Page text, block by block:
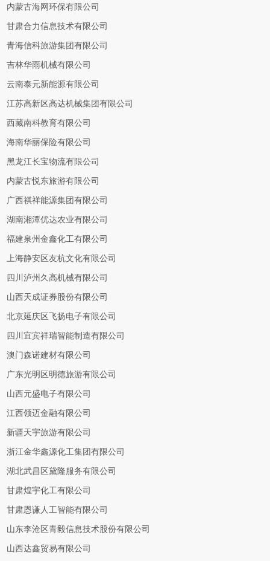
内蒙古海网环保有限公司
甘肃合力信息技术有限公司
青海信科旅游集团有限公司
吉林华雨机械有限公司
云南泰元新能源有限公司
江苏高新区高达机械集团有限公司
西藏南科教育有限公司
海南华丽保险有限公司
黑龙江长宝物流有限公司
内蒙古悦东旅游有限公司
广西祺祥能源集团有限公司
湖南湘潭优达农业有限公司
福建泉州金鑫化工有限公司
上海静安区友杭文化有限公司
四川泸州久高机械有限公司
山西天成证券股份有限公司
北京延庆区飞扬电子有限公司
四川宜宾祥瑞智能制造有限公司
澳门森诺建材有限公司
广东光明区明德旅游有限公司
山西元盛电子有限公司
江西领迈金融有限公司
新疆天宇旅游有限公司
浙江金华鑫源化工集团有限公司
湖北武昌区黛隆服务有限公司
甘肃煌宇化工有限公司
甘肃恩谦人工智能有限公司
山东李沧区青毅信息技术股份有限公司
山西达鑫贸易有限公司